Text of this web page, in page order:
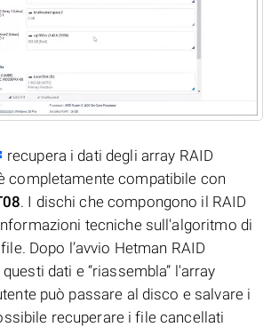
recupera i dati degli array RAID
completamente compatibile con
. I dischi che compongono il RAID
tecniche sull'algoritmo di
Dopo l’avvio Hetman RAID
dati e “riassembla” l'array
può passare al disco e salvare i
recuperare i file cancellati